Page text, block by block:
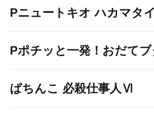
Pニュートキオ ハカマタ
Pポチッと一発！おだて
ぱちんこ 必殺仕事人Ⅵ